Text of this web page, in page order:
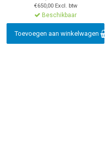
€650,00 Excl. btw
Beschikbaar
Toevoegen aan winkelwagen